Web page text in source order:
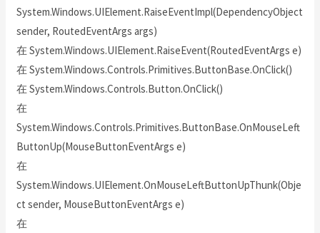
System.Windows.UIElement.RaiseEventImpl(DependencyObject
sender, RoutedEventArgs args)
在 System.Windows.UIElement.RaiseEvent(RoutedEventArgs e)
在 System.Windows.Controls.Primitives.ButtonBase.OnClick()
在 System.Windows.Controls.Button.OnClick()
在
System.Windows.Controls.Primitives.ButtonBase.OnMouseLeft
ButtonUp(MouseButtonEventArgs e)
在
System.Windows.UIElement.OnMouseLeftButtonUpThunk(Obje
ct sender, MouseButtonEventArgs e)
在